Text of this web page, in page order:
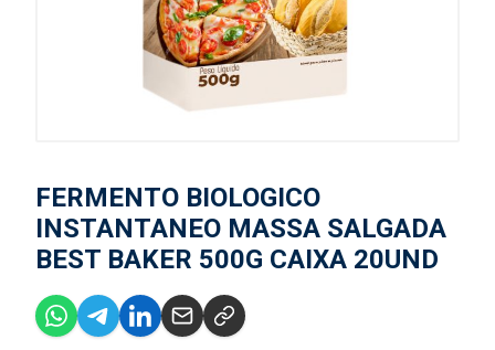
FERMENTO BIOLOGICO
INSTANTANEO MASSA SALGADA
BEST BAKER 500G CAIXA 20UND